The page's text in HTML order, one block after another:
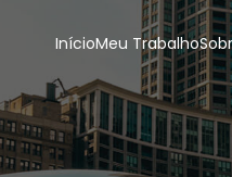
InícioMeu Trabalho